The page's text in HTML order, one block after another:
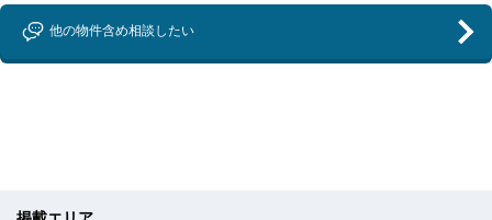
他の物件含め相談したい